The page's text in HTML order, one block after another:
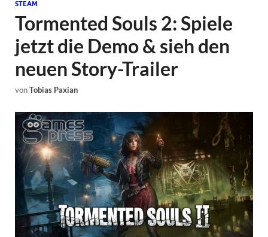
STEAM
Tormented Souls 2: Spiele
jetzt die Demo & sieh den
neuen Story-Trailer
vonTobias Paxian